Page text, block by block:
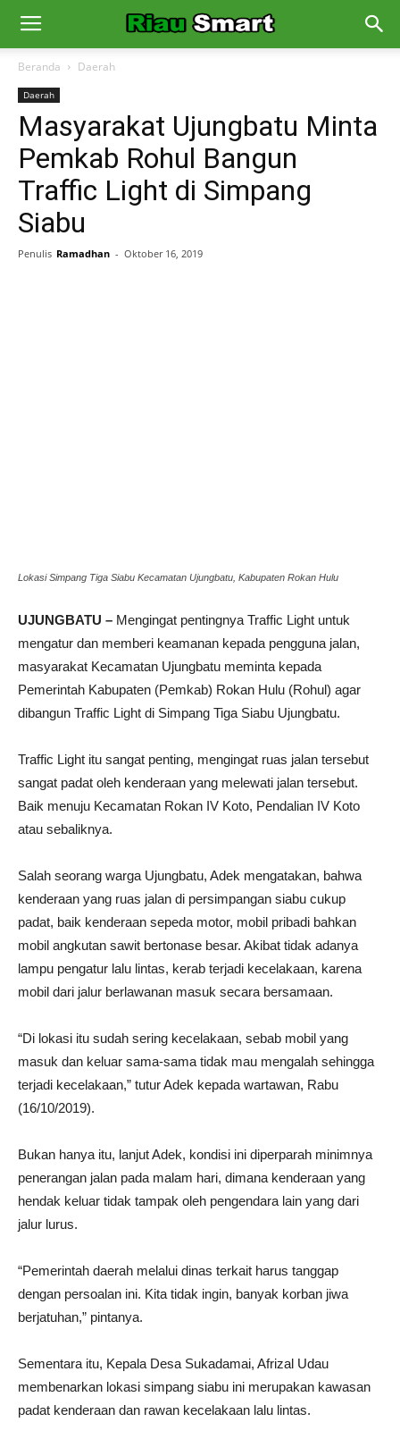
Beranda Daerah
Daerah
Masyarakat Ujungbatu Minta
Pemkab Rohul Bangun
Traffic Light di Simpang
Siabu
Penulis Ramadhan - Oktober 16, 2019
Lokasi Simpang Tiga Siabu Kecamatan Ujungbatu, Kabupaten Rokan Hulu
UJUNGBATU – Mengingat pentingnya Traffic Light untuk
mengatur dan memberi keamanan kepada pengguna jalan,
masyarakat Kecamatan Ujungbatu meminta kepada
Pemerintah Kabupaten (Pemkab) Rokan Hulu (Rohul) agar
dibangun Traffic Light di Simpang Tiga Siabu Ujungbatu.
Traffic Light itu sangat penting, mengingat ruas jalan tersebut
sangat padat oleh kenderaan yang melewati jalan tersebut.
Baik menuju Kecamatan Rokan IV Koto, Pendalian IV Koto
atau sebaliknya.
Salah seorang warga Ujungbatu, Adek mengatakan, bahwa
kenderaan yang ruas jalan di persimpangan siabu cukup
padat, baik kenderaan sepeda motor, mobil pribadi bahkan
mobil angkutan sawit bertonase besar. Akibat tidak adanya
lampu pengatur lalu lintas, kerab terjadi kecelakaan, karena
mobil dari jalur berlawanan masuk secara bersamaan.
“Di lokasi itu sudah sering kecelakaan, sebab mobil yang
masuk dan keluar sama-sama tidak mau mengalah sehingga
terjadi kecelakaan,” tutur Adek kepada wartawan, Rabu
(16/10/2019).
Bukan hanya itu, lanjut Adek, kondisi ini diperparah minimnya
penerangan jalan pada malam hari, dimana kenderaan yang
hendak keluar tidak tampak oleh pengendara lain yang dari
jalur lurus.
“Pemerintah daerah melalui dinas terkait harus tanggap
dengan persoalan ini. Kita tidak ingin, banyak korban jiwa
berjatuhan,” pintanya.
Sementara itu, Kepala Desa Sukadamai, Afrizal Udau
membenarkan lokasi simpang siabu ini merupakan kawasan
padat kenderaan dan rawan kecelakaan lalu lintas.